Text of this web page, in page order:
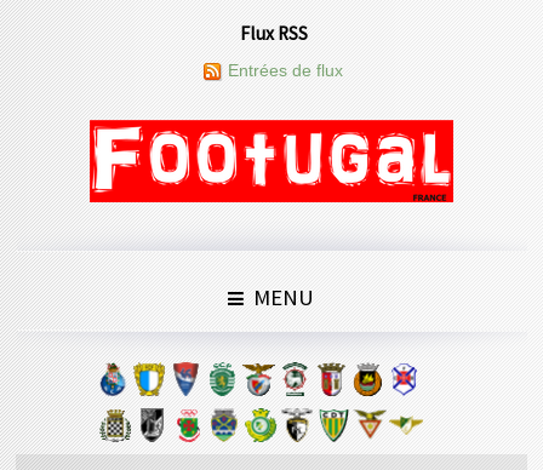
Flux RSS
Entrées de flux
MENU